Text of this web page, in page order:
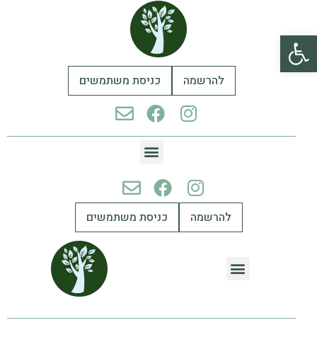
פתח סרגל נגישות
להרשמה כניסת משתמשים
להרשמה כניסת משתמשים